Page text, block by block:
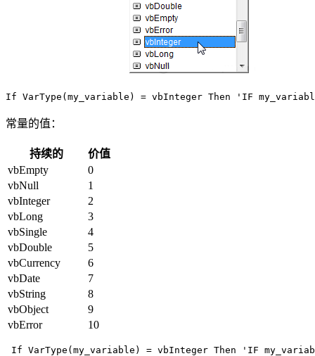
常量的值：
持续的
价值
vbEmpty
0
vbNull
1
vbInteger
2
vbLong
3
vbSingle
4
vbDouble
5
vbCurrency
6
vbDate
7
vbString
8
vbObject
9
vbError
10
If VarType(my_variable) = vbInteger Then 'IF